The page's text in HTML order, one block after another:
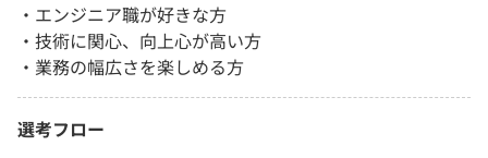
・エンジニア職が好きな方
・技術に関心、向上心が高い方
・業務の幅広さを楽しめる方
選考フロー